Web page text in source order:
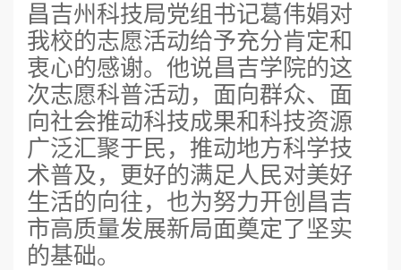
昌吉州科技局党组书记葛伟娟对
我校的志愿活动给予充分肯定和
衷心的感谢。他说昌吉学院的这
次志愿科普活动，面向群众、面
向社会推动科技成果和科技资源
广泛汇聚于民，推动地方科学技
术普及，更好的满足人民对美好
生活的向往，也为努力开创昌吉
市高质量发展新局面奠定了坚实
的基础。